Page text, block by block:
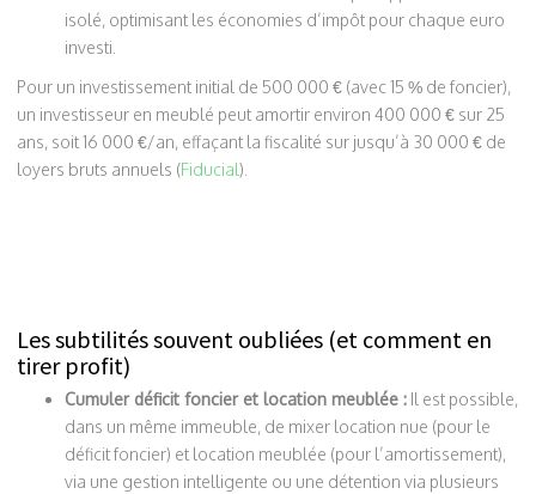
isolé, optimisant les économies d’impôt pour chaque euro
investi.
Pour un investissement initial de 500 000 € (avec 15 % de foncier),
un investisseur en meublé peut amortir environ 400 000 € sur 25
ans, soit 16 000 €/an, effaçant la fiscalité sur jusqu’à 30 000 € de
loyers bruts annuels (Fiducial).
Les subtilités souvent oubliées (et comment en
tirer profit)
Cumuler déficit foncier et location meublée : Il est possible,
dans un même immeuble, de mixer location nue (pour le
déficit foncier) et location meublée (pour l’amortissement),
via une gestion intelligente ou une détention via plusieurs